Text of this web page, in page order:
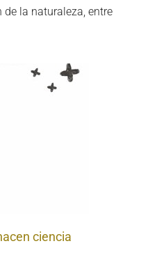
la naturaleza, entre
ciencia